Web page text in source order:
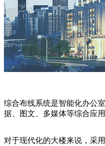
综合布线系统是智能化办公
据、图文、多媒体等综合应用
对于现代化的大楼来说，采